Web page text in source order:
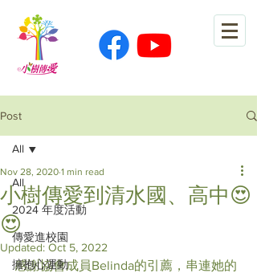
Post
All
2024 年度活動
傳愛進校園
擁抱心運動
All
小樹傳愛到清水國、高中😍
😍
Nov 28, 2020 1 min read
Updated: Oct 5, 2022
感謝協會成員Belinda的引薦，串連她的